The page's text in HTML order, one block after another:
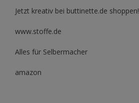
Jetzt kreativ bei buttinette.de shoppen!
www.stoffe.de
Alles für Selbermacher
amazon